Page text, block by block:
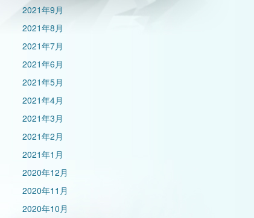
2021年9月
2021年8月
2021年7月
2021年6月
2021年5月
2021年4月
2021年3月
2021年2月
2021年1月
2020年12月
2020年11月
2020年10月